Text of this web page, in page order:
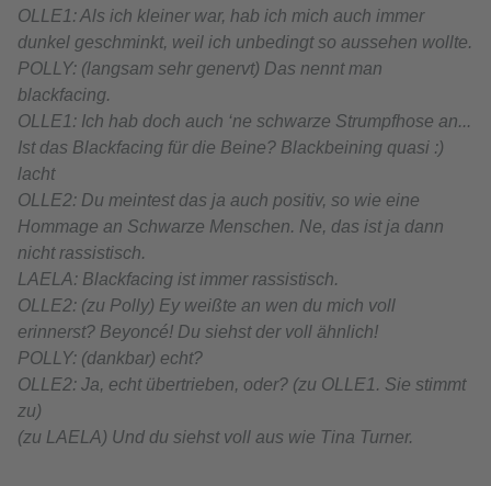
OLLE1: Als ich kleiner war, hab ich mich auch immer
dunkel geschminkt, weil ich unbedingt so aussehen wollte.
POLLY: (langsam sehr genervt) Das nennt man
blackfacing.
OLLE1: Ich hab doch auch ‘ne schwarze Strumpfhose an...
Ist das Blackfacing für die Beine? Blackbeining quasi :)
lacht
OLLE2: Du meintest das ja auch positiv, so wie eine
Hommage an Schwarze Menschen. Ne, das ist ja dann
nicht rassistisch.
LAELA: Blackfacing ist immer rassistisch.
OLLE2: (zu Polly) Ey weißte an wen du mich voll
erinnerst? Beyoncé! Du siehst der voll ähnlich!
POLLY: (dankbar) echt?
OLLE2: Ja, echt übertrieben, oder? (zu OLLE1. Sie stimmt
zu)
(zu LAELA) Und du siehst voll aus wie Tina Turner.